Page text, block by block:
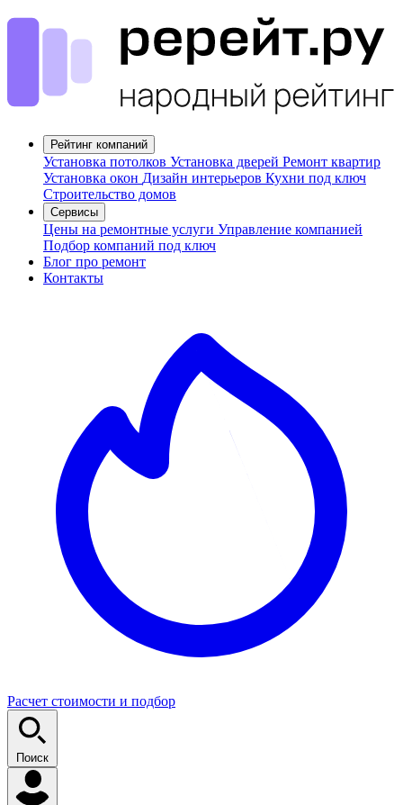
Рейтинг компаний
Установка потолков Установка дверей Ремонт квартир
Установка окон Дизайн интерьеров Кухни под ключ
Строительство домов
Сервисы
Цены на ремонтные услуги Управление компанией
Подбор компаний под ключ
Блог про ремонт
Контакты
Расчет стоимости и подбор
Поиск